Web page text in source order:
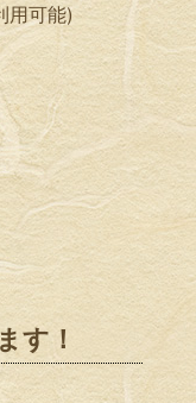
用可能)
す！